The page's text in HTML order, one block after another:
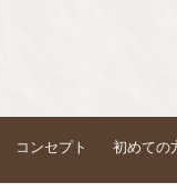
コンセプト 初めての